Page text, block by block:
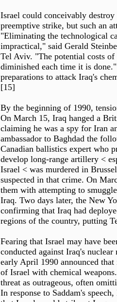
Israel could conceivably
preemptive strike, but such an
"Eliminating the technological
impractical," said Gerald
Tel Aviv. "The potential costs of
diminished each time it is
preparations to attack Iraq's
[15]
By the beginning of 1990,
On March 15, Iraq hanged a
claiming he was a spy for Iran
ambassador to Baghdad the
Canadian ballistics expert who
develop long-range artillery <
Israel < was murdered in
suspected in that crime. On
them with attempting to
Iraq. Two days later, the New
confirming that Iraq had
regions of the country, putting
Fearing that Israel may have
conducted against Iraq's
early April 1990 announced
of Israel with chemical
threat as outrageous, often
In response to Saddam's